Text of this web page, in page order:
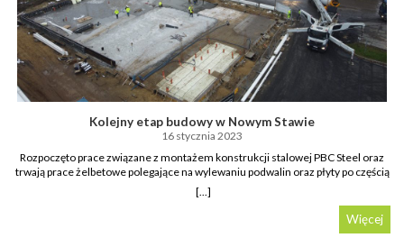
Kolejny etap budowy w Nowym Stawie
16 stycznia 2023
Rozpoczęto prace związane z montażem konstrukcji stalowej PBC Steel oraz
trwają prace żelbetowe polegające na wylewaniu podwalin oraz płyty po częścią
socjalną.
[...]
Więcej